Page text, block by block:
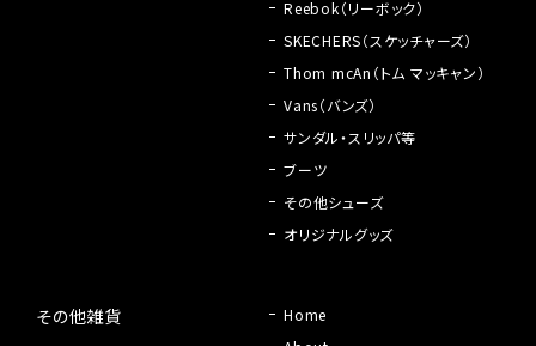
Reebok（リーボック）
SKECHERS（スケッチャーズ）
Thom mcAn（トム マッキャン）
Vans（バンズ）
サンダル・スリッパ等
ブーツ
その他シューズ
オリジナルグッズ
その他雑貨
Home